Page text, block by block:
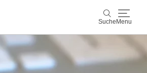
Suche Menu
Wein & Genuss